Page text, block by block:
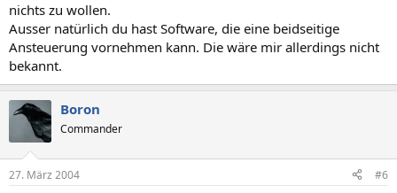
nichts zu wollen.
Ausser natürlich du hast Software, die eine beidseitige
Ansteuerung vornehmen kann. Die wäre mir allerdings nicht
bekannt.
Boron
Commander
27. März 2004 #6